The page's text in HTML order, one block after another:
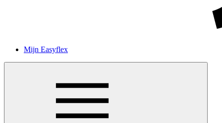
Mijn Easyflex